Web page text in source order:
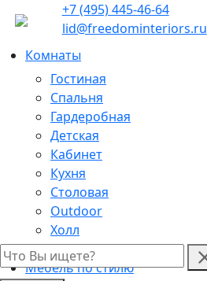
+7 (495) 445-46-64
lid@freedominteriors.ru
Комнаты
Гостиная
Спальня
Гардеробная
Детская
Кабинет
Кухня
Столовая
Outdoor
Холл
Ванная
Мебель по стилю